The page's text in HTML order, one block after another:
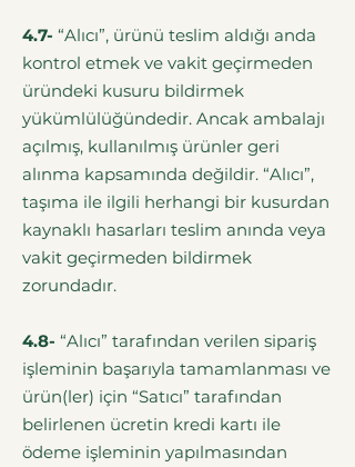
4.7- “Alıcı”, ürünü teslim aldığı anda
kontrol etmek ve vakit geçirmeden
üründeki kusuru bildirmek
yükümlülüğündedir. Ancak ambalajı
açılmış, kullanılmış ürünler geri
alınma kapsamında değildir. “Alıcı”,
taşıma ile ilgili herhangi bir kusurdan
kaynaklı hasarları teslim anında veya
vakit geçirmeden bildirmek
zorundadır.
4.8- “Alıcı” tarafından verilen sipariş
işleminin başarıyla tamamlanması ve
ürün(ler) için “Satıcı” tarafından
belirlenen ücretin kredi kartı ile
ödeme işleminin yapılmasından